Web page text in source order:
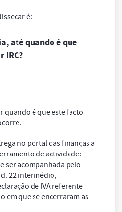
é:
até quando é que
IRC?
quando é que este facto
no portal das finanças a
de actividade:
ser acompanhada pelo
22 intermédio,
de IVA referente
em que se encerraram as